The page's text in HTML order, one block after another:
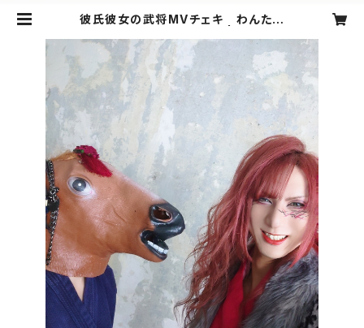
彼氏彼女の武将MVチェキ わんたろ
スショップ越後屋